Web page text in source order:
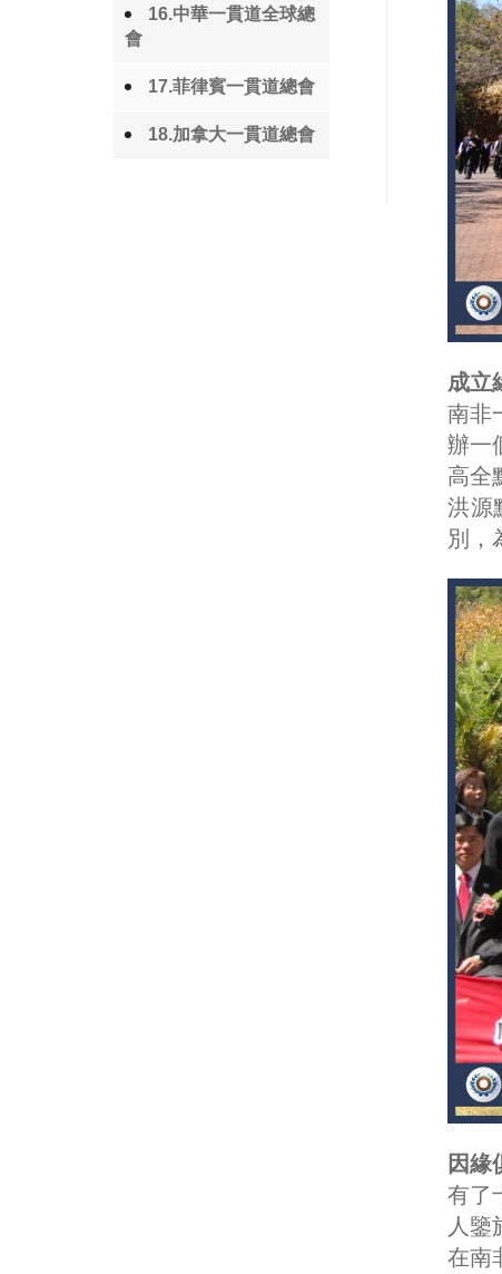
16.中華一貫道全球總
會
17.菲律賓一貫道總會
18.加拿大一貫道總會
成立
南非
辦一
高全
洪源
別，
因緣
有了
人鑒
在南